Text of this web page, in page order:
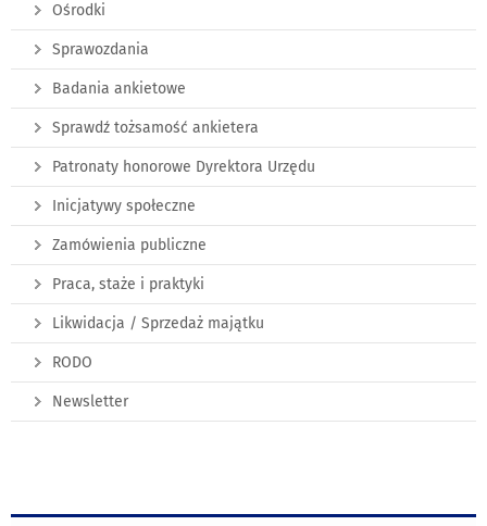
Ośrodki
Sprawozdania
Badania ankietowe
Sprawdź tożsamość ankietera
Patronaty honorowe Dyrektora Urzędu
Inicjatywy społeczne
Zamówienia publiczne
Praca, staże i praktyki
Likwidacja / Sprzedaż majątku
RODO
Newsletter